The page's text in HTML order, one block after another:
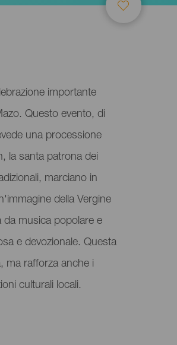
importante
Questo evento, di
una processione
la santa patrona dei
marciano in
della Vergine
musica popolare e
e devozionale. Questa
ma rafforza anche i
culturali locali.